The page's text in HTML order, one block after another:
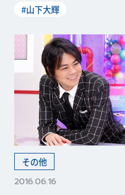
#山下大輝
その他
2016.06.16